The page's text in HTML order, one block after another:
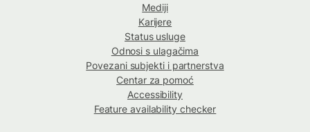
Mediji
Karijere
Status usluge
Odnosi s ulagačima
Povezani subjekti i partnerstva
Centar za pomoć
Accessibility
Feature availability checker